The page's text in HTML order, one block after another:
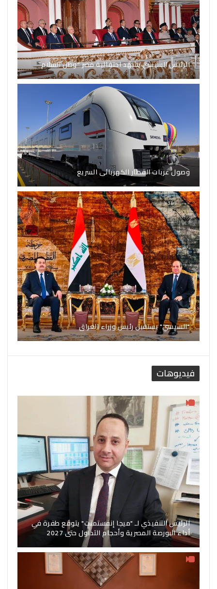
الرئيس السيسي يشهد احتفالية مصر “وطن السلام”
وصول عربات القطار الكهربائى السريع
"السيسي" يستقبل رئيس وزراء العراق
فيديوهات
الرئيس التنفيذي لـ "ميجا إنفستمنت" يتوقع طفرة في
أداء البورصة المصرية وأحجام التداول حتى 2027